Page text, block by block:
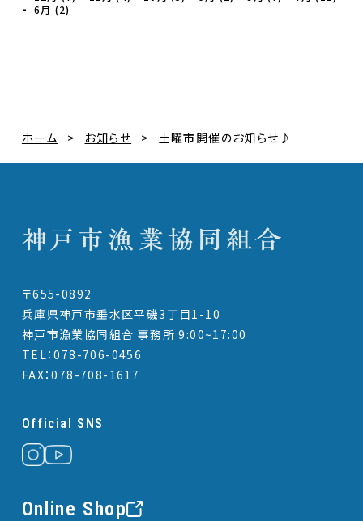
6月 (2)
ホーム お知らせ 土曜市開催のお知らせ♪
〒655-0892
兵庫県神戸市垂水区平磯3丁目1-10
神戸市漁業協同組合 事務所 9:00~17:00
TEL：078-706-0456
FAX：078-708-1617
Official SNS
Online Shop